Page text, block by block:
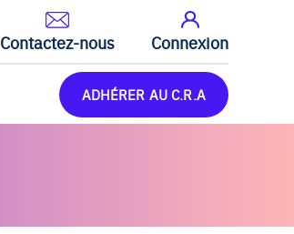
Contactez-nous Connexion
ADHÉRER AU C.R.A